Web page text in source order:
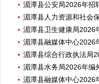
湄潭县公安局2026年招
湄潭县人力资源和社会
湄潭县卫生健康局2026
湄潭县融媒体中心2026
湄潭县综合行政执法局
湄潭县水务局2026年编
湄潭县融媒体中心2026